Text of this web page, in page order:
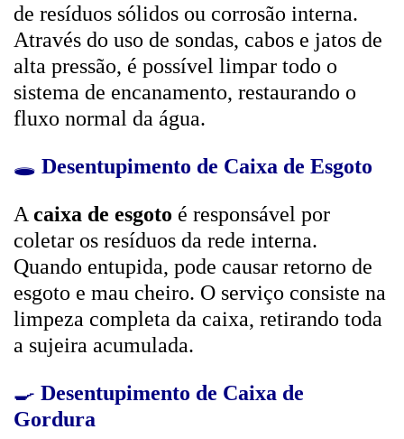
de resíduos sólidos ou corrosão interna.
Através do uso de sondas, cabos e jatos de
alta pressão, é possível limpar todo o
sistema de encanamento, restaurando o
fluxo normal da água.
🕳️ Desentupimento de Caixa de Esgoto
A caixa de esgoto é responsável por
coletar os resíduos da rede interna.
Quando entupida, pode causar retorno de
esgoto e mau cheiro. O serviço consiste na
limpeza completa da caixa, retirando toda
a sujeira acumulada.
🍳 Desentupimento de Caixa de
Gordura